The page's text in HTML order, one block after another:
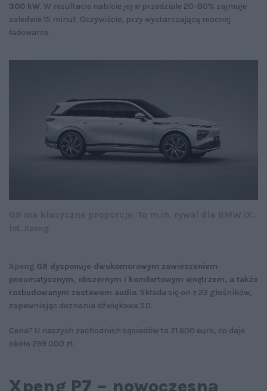
300 kW. W rezultacie nabicie jej w przedziale 20-80% zajmuje
zaledwie 15 minut. Oczywiście, przy wystarczającą mocnej
ładowarce.
Xpeng G9 dysponuje dwukomorowym zawieszeniem
pneumatycznym, obszernym i komfortowym wnętrzem, a także
rozbudowanym zestawem audio. Składa się on z 22 głośników,
zapewniając doznania dźwiękowe 5D.
Cena? U naszych zachodnich sąsiadów to 71 600 euro, co daje
około 299 000 zł.
Xpeng P7 – nowoczesna